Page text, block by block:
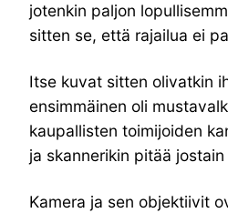
jotenkin paljon
sitten se, että rajailua ei
Itse kuvat sitten olivatkin
ensimmäinen oli
kaupallisten toimijoiden
ja skannerikin pitää
Kamera ja sen objektiivit